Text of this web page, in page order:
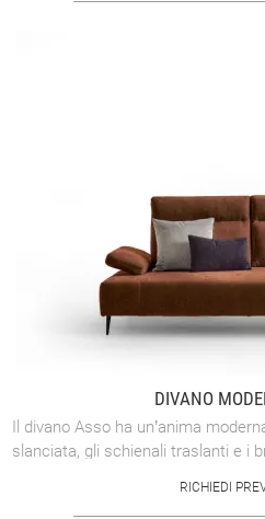
DIVANO
Il divano Asso ha un’anima
slanciata, gli schienali traslanti e i
RICHIEDI